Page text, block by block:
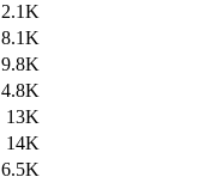
2.1K
8.1K
9.8K
4.8K
13K
14K
6.5K